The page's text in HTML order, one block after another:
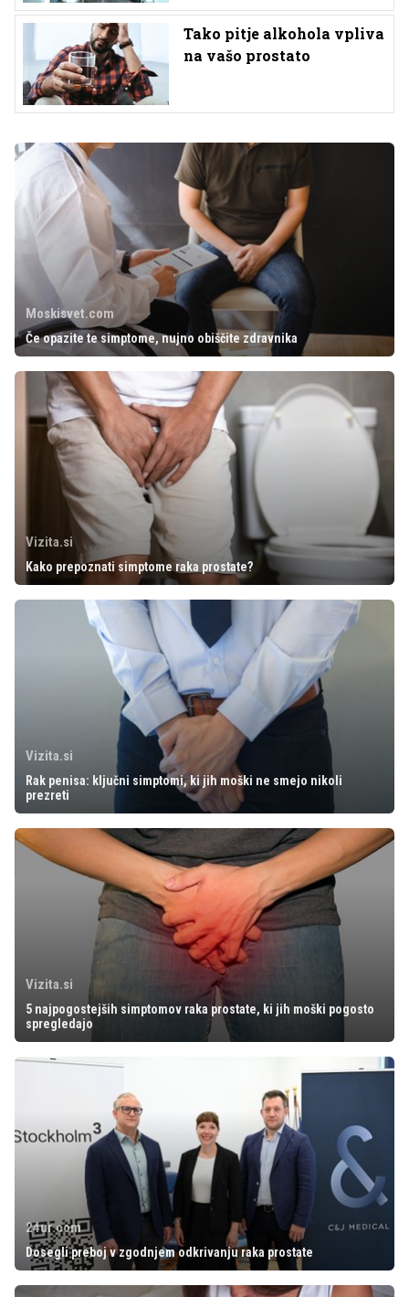
Tako pitje alkohola vpliva
na vašo prostato
Moskisvet.com
Če opazite te simptome, nujno obiščite zdravnika
Vizita.si
Kako prepoznati simptome raka prostate?
Vizita.si
Rak penisa: ključni simptomi, ki jih moški ne smejo nikoli
prezreti
Vizita.si
5 najpogostejših simptomov raka prostate, ki jih moški pogosto
spregledajo
24ur.com
Dosegli preboj v zgodnjem odkrivanju raka prostate